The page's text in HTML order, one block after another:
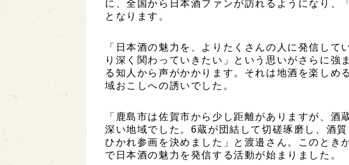
に、全国から日本酒ファンが訪れるようになり、
となります。
「日本酒の魅力を、よりたくさんの人に発信して
り深く関わっていきたい」という思いがさらに強
る知人から声がかかります。それは地酒を楽しめ
域おこしへの誘いでした。
「鹿島市は佐賀市から少し距離がありますが、酒
深い地域でした。6蔵が団結して切磋琢磨し、酒
ひかれ参画を決めました」と渡邉さん。このとき
で日本酒の魅力を発信する活動が始まりました。